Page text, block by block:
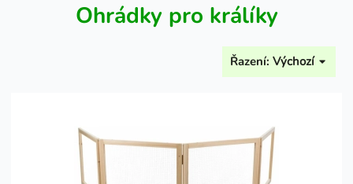
Ohrádky pro králíky
Řazení: Výchozí